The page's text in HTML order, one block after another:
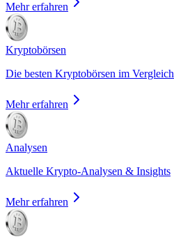
Mehr erfahren
Kryptobörsen
Die besten Kryptobörsen im Vergleich
Mehr erfahren
Analysen
Aktuelle Krypto-Analysen & Insights
Mehr erfahren